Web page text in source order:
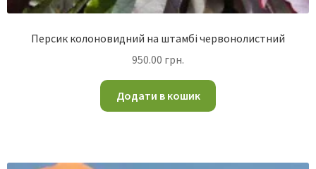
Персик колоновидний на штамбі червонолистний
950.00 грн.
Додати в кошик